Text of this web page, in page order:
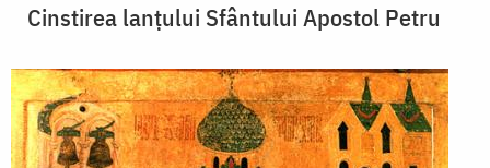
Cinstirea lanțului Sfântului Apostol Petru